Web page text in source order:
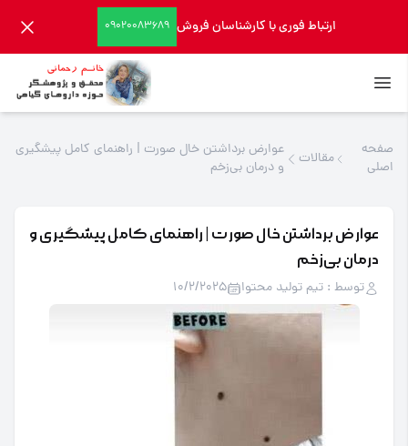
ارتباط فوری با کارشناسان فروش 09020083689
صفحه
اصلی
مقالات
عوارض برداشتن خال صورت | راهنمای کامل پیشگیری
و درمان بی‌زخم
عوارض برداشتن خال صورت | راهنمای کامل پیشگیری و
درمان بی‌زخم
توسط : تیم تولید محتوا 10/2/2025